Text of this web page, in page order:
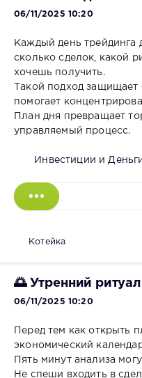
06/11/2025 10:20
Каждый день трейдинга
сколько сделок, какой
хочешь получить.
Такой подход
помогает
План дня превращает
управляемый процесс.
Инвестиции и Деньги
Котейка
🌅 Утренний
06/11/2025 10:20
Перед тем как открыть
экономический
Пять минут анализа
Не спеши входить в